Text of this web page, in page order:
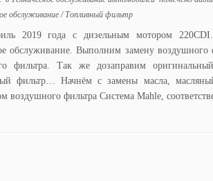
обслуживание/ Топливный фильтр
2019 года с дизельным мотором
обслуживание. Выполним замену воздушного
фильтра. Так же дозаправим
фильтр… Начнём с замены масла,
воздушного фильтра Система Mahle,